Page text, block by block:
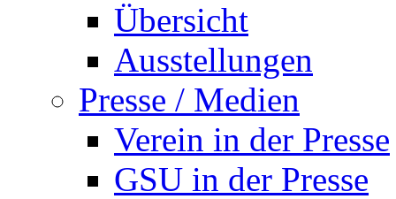
Übersicht
Ausstellungen
Presse / Medien
Verein in der Presse
GSU in der Presse